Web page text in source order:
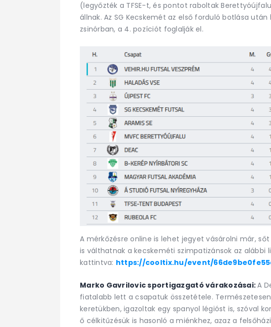
(legyőzték a TFSE-t, és pontot raboltak
állnak. Az SG Kecskemét az első forduló botlása
zsinórban, a 4. pozíciót foglalják el.
A mérkőzésre online is lehet jegyet vásárolni már,
is válthatnak a kecskeméti szimpatizánsok az alábbi
kattintva: https://cooltix.hu/event/
Marko Gavrilovic sportigazgató várakozásai:A
fiatalabb lett a csapatuk összetétele.
keretükben, igazoltak egy spanyol légióst is, szóval
ő célkitűzésük is hasonló a miénkhez, azaz a